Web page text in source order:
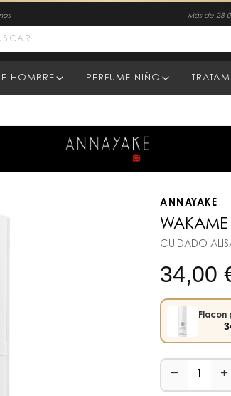
Más de 28
HOMBRE PERFUME NIÑO
ANNAYAKE
WAKAME
CUIDADO
34,00
Flacon
− +